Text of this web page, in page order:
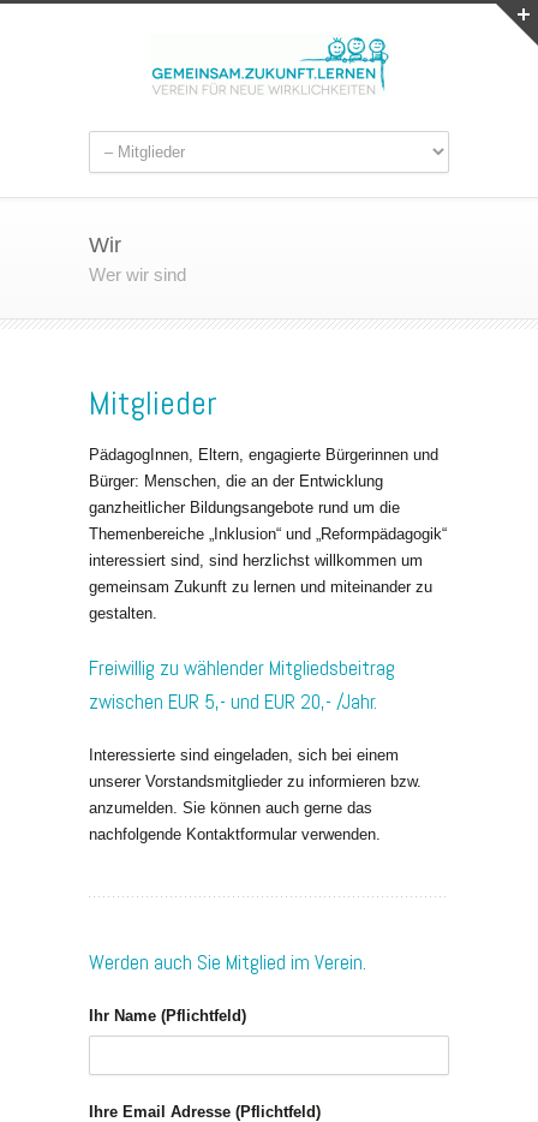
Wir
Wer wir sind
Mitglieder
PädagogInnen, Eltern, engagierte Bürgerinnen und
Bürger: Menschen, die an der Entwicklung
ganzheitlicher Bildungsangebote rund um die
Themenbereiche „Inklusion“ und „Reformpädagogik“
interessiert sind, sind herzlichst willkommen um
gemeinsam Zukunft zu lernen und miteinander zu
gestalten.
Freiwillig zu wählender Mitgliedsbeitrag
zwischen EUR 5,- und EUR 20,- /Jahr.
Interessierte sind eingeladen, sich bei einem
unserer Vorstandsmitglieder zu informieren bzw.
anzumelden. Sie können auch gerne das
nachfolgende Kontaktformular verwenden.
Werden auch Sie Mitglied im Verein.
Ihr Name (Pflichtfeld)
Ihre Email Adresse (Pflichtfeld)